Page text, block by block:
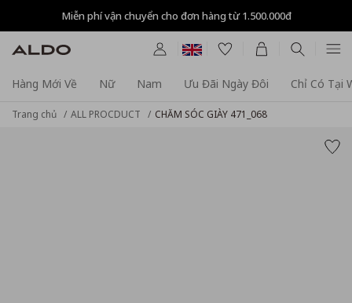
Miễn phí vận chuyển cho đơn hàng từ 1.500.000đ
Hàng Mới Về Nữ Nam Ưu Đãi Ngày Đôi Chỉ Có Tại
Trang chủ ALL PROCDUCT CHĂM SÓC GIÀY 471_068